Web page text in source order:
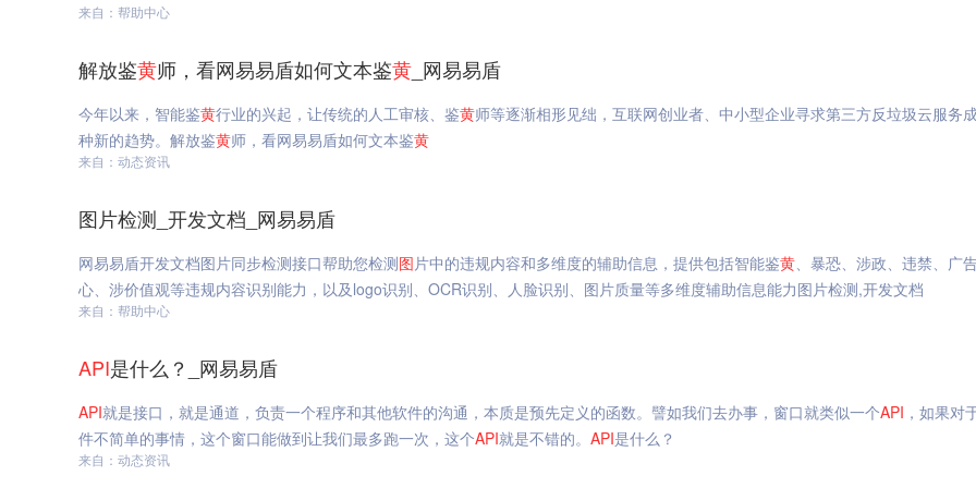
来自：帮助中心
解放鉴黄师，看网易易盾如何文本鉴黄 _网易易盾
今年以来，智能鉴黄行业的兴起，让传统的人工审核、鉴黄师等逐渐相形见绌，互联网创业者、中小型企业寻求第三方反垃圾云服务
种新的趋势。解放鉴黄师，看网易易盾如何文本鉴黄
来自：动态资讯
图片检测_开发文档_网易易盾
网易易盾开发文档图片同步检测接口帮助您检测图片中的违规内容和多维度的辅助信息，提供包括智能鉴黄、暴恐、涉政、违禁、广
心、涉价值观等违规内容识别能力，以及logo识别、OCR识别、人脸识别、图片质量等多维度辅助信息能力图片检测,开发文档
来自：帮助中心
API是什么？_网易易盾
API就是接口，就是通道，负责一个程序和其他软件的沟通，本质是预先定义的函数。譬如我们去办事，窗口就类似一个API ，如果对
件不简单的事情，这个窗口能做到让我们最多跑一次，这个API就是不错的。 API是什么？
来自：动态资讯